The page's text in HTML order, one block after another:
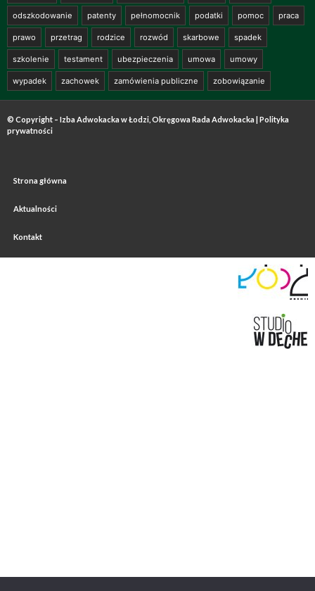
odszkodowanie patenty pełnomocnik podatki pomoc praca
prawo przetrag rodzice rozwód skarbowe spadek
szkolenie testament ubezpieczenia umowa umowy
wypadek zachowek zamówienia publiczne zobowiązanie
© Copyright – Izba Adwokacka w Łodzi, Okręgowa Rada Adwokacka | Polityka
prywatności
Strona główna
Aktualności
Kontakt